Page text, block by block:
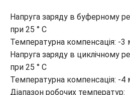
Напруга заряду в буферному
при 25 ° С
Температурна компенсація: -
Напруга заряду в циклічному
при 25 ° С
Температурна компенсація: -
Діапазон робочих температур: